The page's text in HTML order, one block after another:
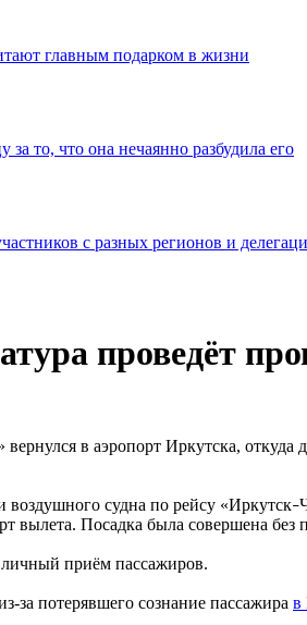
главным подарком в жизни
то, что она нечаянно разбудила его
с разных регионов и
проведёт
в аэропорт Иркутска,
судна по рейсу «Иркутск–
вылета. Посадка была совершена без
личный приём пассажиров.
за потерявшего сознание пассажира в